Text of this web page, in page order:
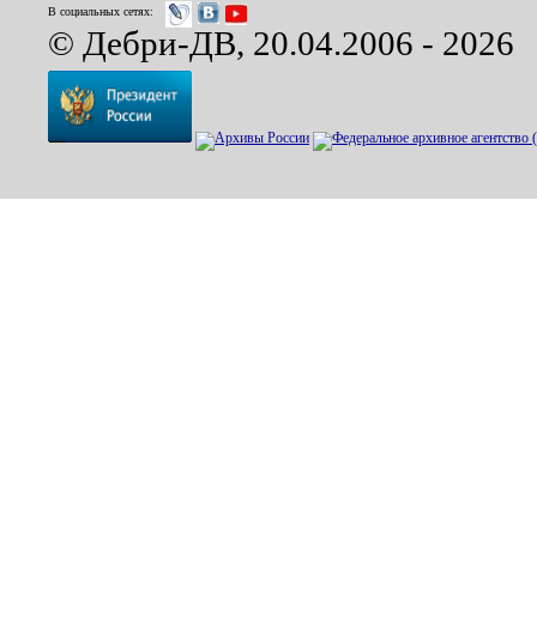
В социальных сетях:
© Дебри-ДВ, 20.04.2006 - 2026